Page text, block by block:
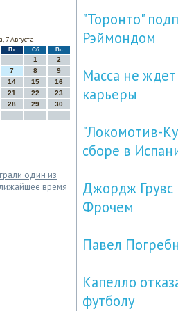
7 Августа
Пт Сб Вс
1
2
7 8
9
14 15
16
21 22
23
28 29
30
один из
время
"Торонто"
Рэймондом
Масса не
карьеры
"Локомотив-
сборе в
Джордж Грувс
Фрочем
Павел
Капелло
футболу